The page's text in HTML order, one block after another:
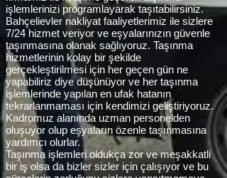
işlemlerinizi programlayarak taşıtabilirsiniz.
Bahçelievler nakliyat faaliyetlerimiz ile sizlere
7/24 hizmet veriyor ve eşyalarınızın güvenle
taşınmasına olanak sağlıyoruz. Taşınma
hizmetlerinin kolay bir şekilde
gerçekleştirilmesi için her geçen gün ne
yapabiliriz diye düşünüyor ve her taşınma
işlemlerinde yapılan en ufak hatanın
tekrarlanmaması için kendimizi geliştiriyoruz.
Kadromuz alanında uzman personelden
oluşuyor olup eşyaların özenle taşınmasına
yardımcı olurlar.
Taşınma işlemleri oldukça zor ve meşakkatli
bir iş olsa da bizler sizler için çalışıyor ve bu